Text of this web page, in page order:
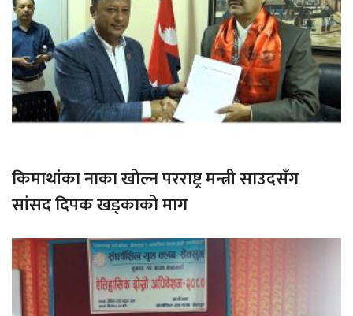
किमाथांका नाका खोल्न परराष्ट्र मन्त्री साउदसँग
सांसद दिपक खड्काको माग